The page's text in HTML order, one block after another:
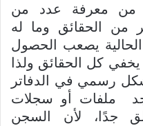
من معرفة عدد من
من الحقائق وما له
الحالية يصعب الحصول
يخفي كل الحقائق ولذا
رسمي في الدفاتر
ملفات أو سجلات
جدًا، لأن السجن